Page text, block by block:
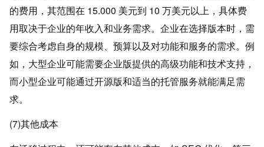
的费用，其范围在 15.000 美元到 10 万美元以上，具体费
用取决于企业的年收入和业务需求。企业在选择版本时，需
要综合考虑自身的规模、预算以及对功能和服务的需求。例
如，大型企业可能需要企业版提供的高级功能和技术支持，
而小型企业可能通过开源版和适当的托管服务就能满足需
求。
(7)其他成本